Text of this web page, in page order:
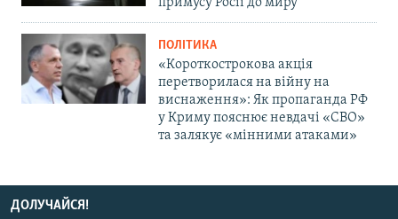
ПОЛІТИКА
«Короткострокова акція
перетворилася на війну на
виснаження»: Як пропаганда РФ
у Криму пояснює невдачі «СВО»
та залякує «мінними атаками»
ДОЛУЧАЙСЯ!